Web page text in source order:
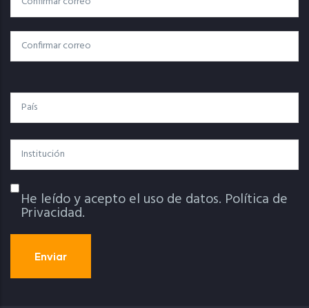
Electrónico
Confirmar Correo
País
Institución
Política De Privacidad
He leído y acepto el uso de datos. Política de
Privacidad.